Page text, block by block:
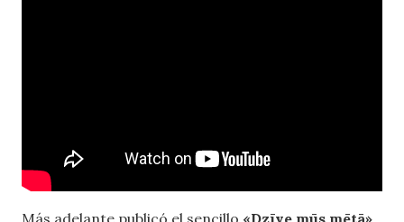
Más adelante publicó el sencillo «Dzīve mūs mētā»,